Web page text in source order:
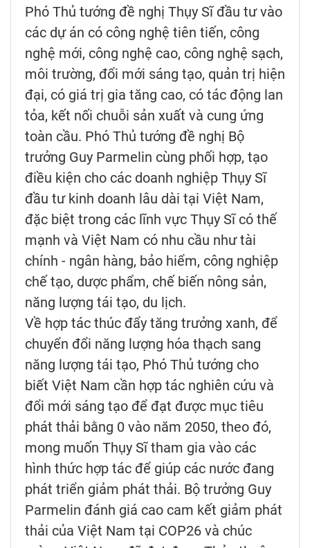
Phó Thủ tướng đề nghị Thụy Sĩ đầu tư vào
các dự án có công nghệ tiên tiến, công
nghệ mới, công nghệ cao, công nghệ sạch,
môi trường, đổi mới sáng tạo, quản trị hiện
đại, có giá trị gia tăng cao, có tác động lan
tỏa, kết nối chuỗi sản xuất và cung ứng
toàn cầu. Phó Thủ tướng đề nghị Bộ
trưởng Guy Parmelin cùng phối hợp, tạo
điều kiện cho các doanh nghiệp Thụy Sĩ
đầu tư kinh doanh lâu dài tại Việt Nam,
đặc biệt trong các lĩnh vực Thụy Sĩ có thế
mạnh và Việt Nam có nhu cầu như tài
chính - ngân hàng, bảo hiểm, công nghiệp
chế tạo, dược phẩm, chế biến nông sản,
năng lượng tái tạo, du lịch.
Về hợp tác thúc đẩy tăng trưởng xanh, để
chuyển đổi năng lượng hóa thạch sang
năng lượng tái tạo, Phó Thủ tướng cho
biết Việt Nam cần hợp tác nghiên cứu và
đổi mới sáng tạo để đạt được mục tiêu
phát thải bằng 0 vào năm 2050, theo đó,
mong muốn Thụy Sĩ tham gia vào các
hình thức hợp tác để giúp các nước đang
phát triển giảm phát thải. Bộ trưởng Guy
Parmelin đánh giá cao cam kết giảm phát
thải của Việt Nam tại COP26 và chúc